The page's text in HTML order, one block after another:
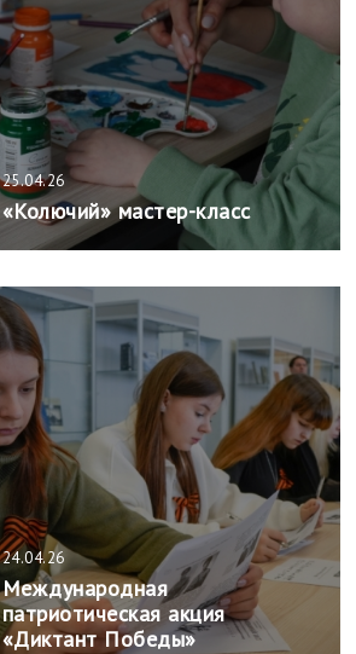
25.04.26
«Колючий» мастер-класс
24.04.26
Международная
патриотическая акция
«Диктант Победы»